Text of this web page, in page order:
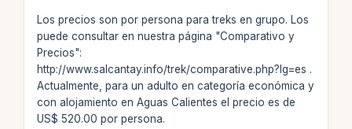
Los precios son por persona para treks en grupo. Los
puede consultar en nuestra página "Comparativo y
Precios":
http://www.salcantay.info/trek/comparative.php?lg=es .
Actualmente, para un adulto en categoría económica y
con alojamiento en Aguas Calientes el precio es de
US$ 520.00 por persona.